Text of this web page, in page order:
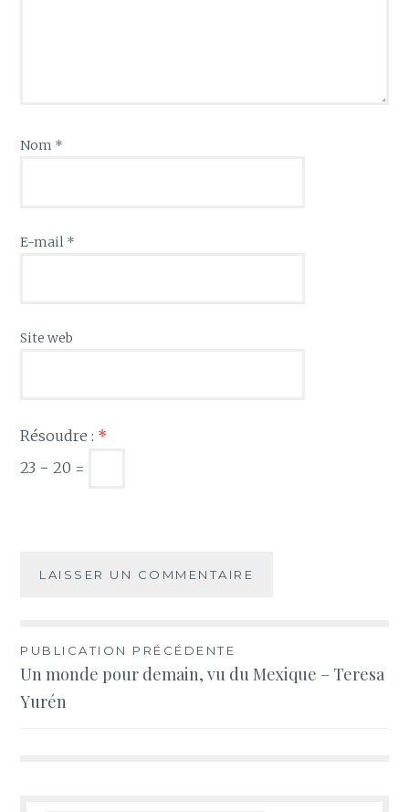
Nom *
E-mail *
Site web
Résoudre : *
23 − 20 =
Navigation
de
PUBLICATION PRÉCÉDENTE
Un monde pour demain, vu du Mexique – Teresa
Yurén